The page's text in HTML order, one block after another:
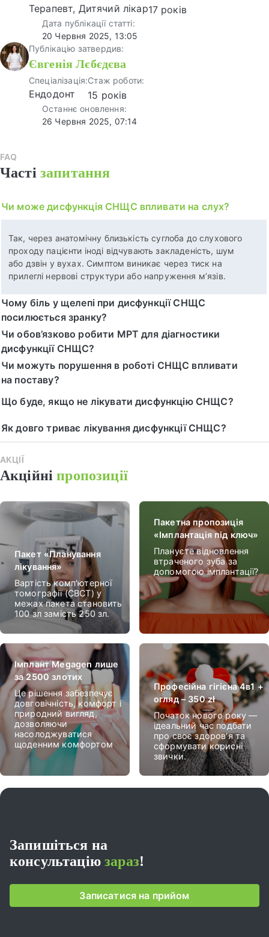
Терапевт, Дитячий лікар17 років
Дата публікації статті:
20 Червня 2025, 13:05
Публікацію затвердив:
Євгенія Лєбєдєва
Спеціалізація:
Ендодонт
Стаж роботи:
15 років
Останнє оновлення:
26 Червня 2025, 07:14
FAQ
Часті запитання
Чи може дисфункція СНЩС впливати на слух?
Так, через анатомічну близькість суглоба до слухового
проходу пацієнти іноді відчувають закладеність, шум
або дзвін у вухах. Симптом виникає через тиск на
прилеглі нервові структури або напруження м’язів.
Чому біль у щелепі при дисфункції СНЩС
посилюється зранку?
Чи обов’язково робити МРТ для діагностики
дисфункції СНЩС?
Чи можуть порушення в роботі СНЩС впливати
на поставу?
Що буде, якщо не лікувати дисфункцію СНЩС?
Як довго триває лікування дисфункції СНЩС?
АКЦІЇ
Акційніпропозиції
Пакет «Планування
лікування»
Вартість комп'ютерної
томографії (CBCT) у
межах пакета становить
100 зл замість 250 зл.
Пакетна пропозиція
«Імплантація під ключ»
Плануєте відновлення
втраченого зуба за
допомогою імплантації?
Імплант Megagen лише
за 2500 злотих
Це рішення забезпечує
довговічність, комфорт і
природний вигляд,
дозволяючи
насолоджуватися
щоденним комфортом
Професійна гігієна 4в1 +
огляд – 350 zł
Початок нового року —
ідеальний час подбати
про своє здоров’я та
сформувати корисні
звички.
Запишіться на
консультаціюзараз!
Записатися на прийом